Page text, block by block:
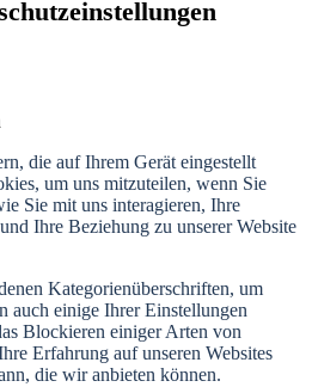
die auf Ihrem Gerät eingestellt
um uns mitzuteilen, wenn Sie
Sie mit uns interagieren, Ihre
Ihre Beziehung zu unserer Website
Kategorienüberschriften, um
auch einige Ihrer Einstellungen
Blockieren einiger Arten von
Erfahrung auf unseren Websites
die wir anbieten können.